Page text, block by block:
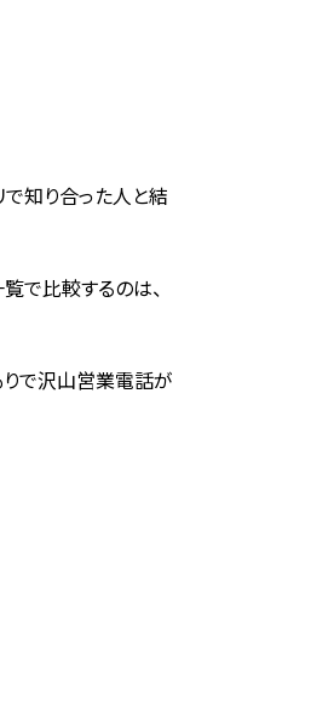
で知り合った人と結
で比較するのは、
で沢山営業電話が